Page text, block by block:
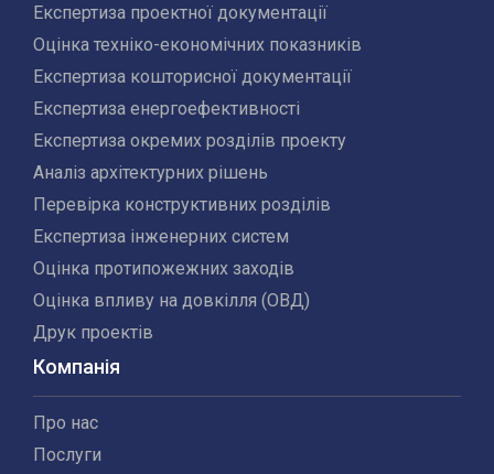
Компанія
Про нас
Послуги
Експертиза проектної документації
Оцінка техніко-економічних показників
Експертиза кошторисної документації
Експертиза енергоефективності
Експертиза окремих розділів проекту
Аналіз архітектурних рішень
Перевірка конструктивних розділів
Експертиза інженерних систем
Оцінка протипожежних заходів
Оцінка впливу на довкілля (ОВД)
Друк проектів